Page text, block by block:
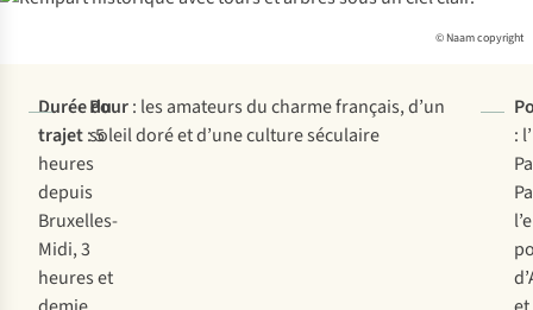
© Naam copyright
Durée du
trajet: 5
heures
depuis
Bruxelles-
Midi, 3
heures et
Pour: les amateurs du charme français, d’un
soleil doré et d’une culture séculaire
: